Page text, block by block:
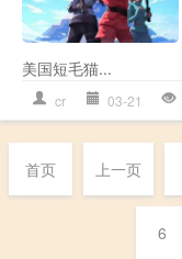
美国短毛猫...
cr 03-21
首页 上一页
6